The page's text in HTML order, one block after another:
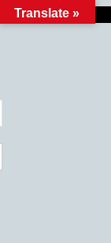
Translate »